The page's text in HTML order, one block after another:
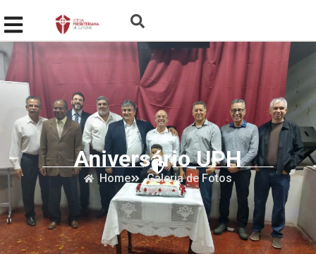
Aniversário UPH
Home Galeria de Fotos